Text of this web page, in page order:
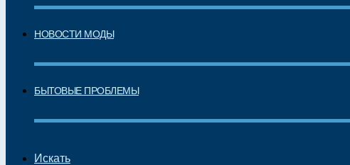
НОВОСТИ МОДЫ
БЫТОВЫЕ ПРОБЛЕМЫ
Искать